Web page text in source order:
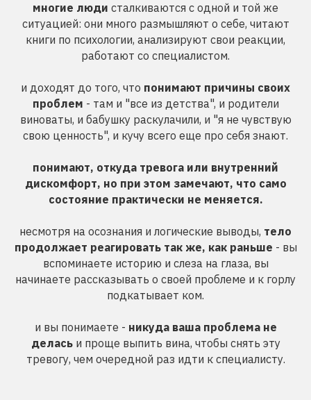
многие люди сталкиваются с одной и той же
ситуацией: они много размышляют о себе, читают
книги по психологии, анализируют свои реакции,
работают со специалистом.
и доходят до того, что понимают причины своих
проблем - там и "все из детства", и родители
виноваты, и бабушку раскулачили, и "я не чувствую
свою ценность", и кучу всего еще про себя знают.
понимают, откуда тревога или внутренний
дискомфорт, но при этом замечают, что само
состояние практически не меняется.
несмотря на осознания и логические выводы, тело
продолжает реагировать так же, как раньше - вы
вспоминаете историю и слеза на глаза, вы
начинаете рассказывать о своей проблеме и к горлу
подкатывает ком.
и вы понимаете - никуда ваша проблема не
деласьи проще выпить вина, чтобы снять эту
тревогу, чем очередной раз идти к специалисту.